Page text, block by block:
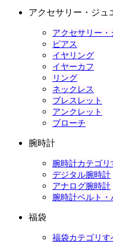
アクセサリー・ジュ
アクセサリー
ピアス
イヤリング
イヤーカフ
リング
ネックレス
ブレスレット
アンクレット
ブローチ
腕時計
腕時計カテゴリ
デジタル腕時計
アナログ腕時計
腕時計ベルト・
福袋
福袋カテゴリす